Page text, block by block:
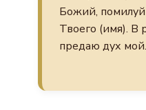
Божий,
Твоего (имя). В
предаю дух